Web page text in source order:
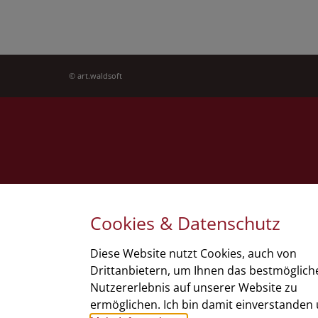
© art.waldsoft
Cookies & Datenschutz
Diese Website nutzt Cookies, auch von
Drittanbietern, um Ihnen das
Nutzererlebnis auf unserer Website zu
ermöglichen. Ich bin damit einverstanden